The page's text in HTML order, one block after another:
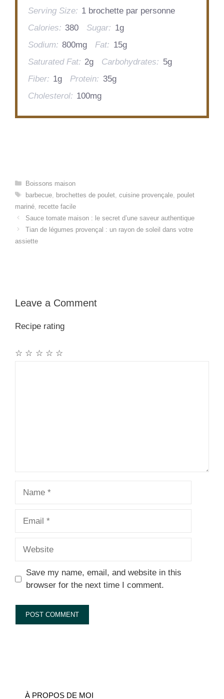
Serving Size: 1 brochette par personne
Calories: 380 Sugar: 1g
Sodium: 800mg Fat: 15g
Saturated Fat: 2g Carbohydrates: 5g
Fiber: 1g Protein: 35g
Cholesterol: 100mg
Categories
Boissons maison
Tags
barbecue, brochettes de poulet, cuisine provençale, poulet
mariné recette facile
Sauce tomate maison : le secret d’une saveur authentique
Tian de légumes provençal : un rayon de soleil dans votre
assiette
Leave a Comment
Recipe rating
☆
☆
☆
☆
☆
Save my name, email, and website in this
browser for the next time I comment.
À PROPOS DE MOI